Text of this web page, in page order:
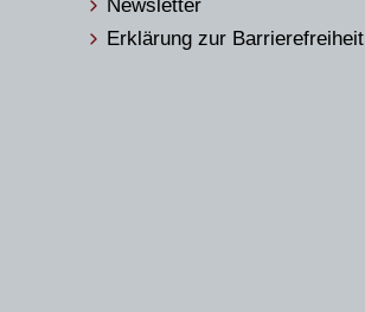
Newsletter
Erklärung zur Barrierefreiheit